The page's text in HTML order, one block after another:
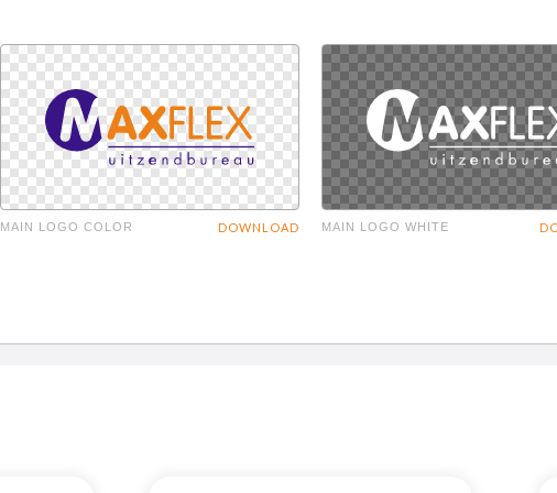
MAIN LOGO COLOR DOWNLOAD MAIN LOGO WHITE